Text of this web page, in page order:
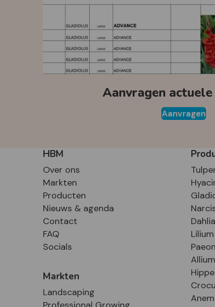
Aanvragen
Aanvragen
HBM
Over ons
Markten
Producten
Nieuws & agenda
Contact
FAQ
Socials
Markten
Landscaping
Dahlia
Lilium
Allium